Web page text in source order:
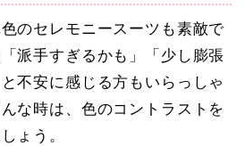
のセレモニースーツも素敵で
派手すぎるかも」「少し膨張
不安に感じる方もいらっしゃ
な時は、色のコントラストを
ょう。